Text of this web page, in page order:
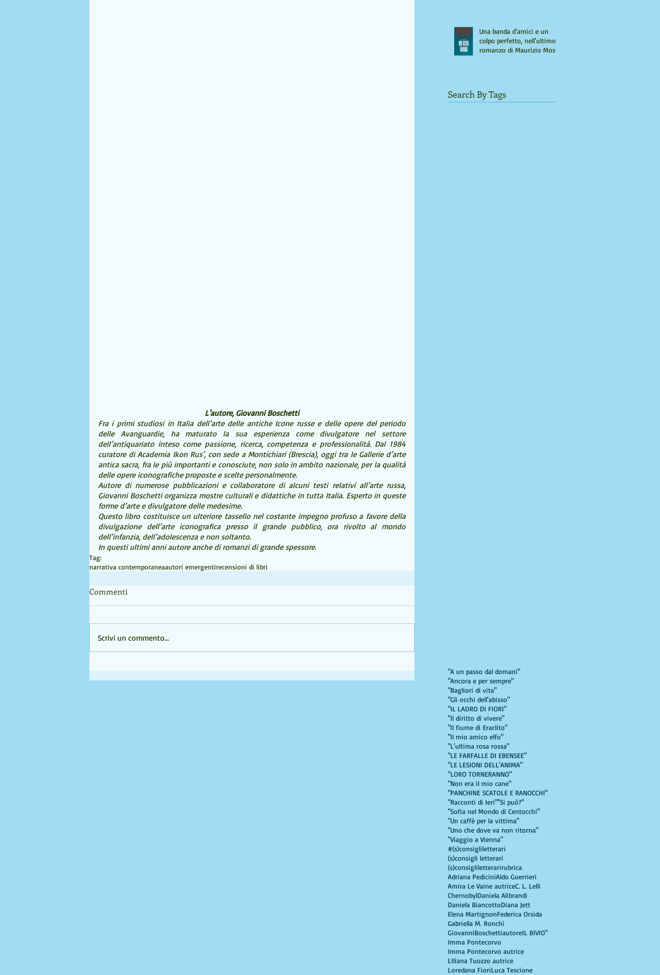
L'autore, Giovanni Boschetti
Fra i primi studiosi in Italia dell’arte delle antiche Icone russe e delle opere del periodo
delle Avanguardie, ha maturato la sua esperienza come divulgatore nel settore
dell’antiquariato inteso come passione, ricerca, competenza e professionalità. Dal 1984
curatore di Academia Ikon Rus’, con sede a Montichiari (Brescia), oggi tra le Gallerie d’arte
antica sacra, fra le più importanti e conosciute, non solo in ambito nazionale, per la qualità
delle opere iconografiche proposte e scelte personalmente.
Autore di numerose pubblicazioni e collaboratore di alcuni testi relativi all’arte russa,
Giovanni Boschetti organizza mostre culturali e didattiche in tutta Italia. Esperto in queste
forme d’arte e divulgatore delle medesime.
Questo libro costituisce un ulteriore tassello nel costante impegno profuso a favore della
divulgazione dell’arte iconografica presso il grande pubblico, ora rivolto al mondo
dell’infanzia, dell’adolescenza e non soltanto.
In questi ultimi anni autore anche di romanzi di grande spessore.
Tag:
narrativa contemporaneaautori emergentirecensioni di libri
Commenti
Scrivi un commento...
Una banda d'amici e un
colpo perfetto, nell'ultimo
romanzo di Maurizio Mos
Search By Tags
"A un passo dal domani"
"Ancora e per sempre"
"Bagliori di vita"
"Gli occhi dell'abisso"
"IL LADRO DI FIORI"
"Il diritto di vivere"
"Il fiume di Eraclito"
"Il mio amico elfo"
"L'ultima rosa rossa"
"LE FARFALLE DI EBENSEE"
"LE LESIONI DELL'ANIMA"
"LORO TORNERANNO"
"Non era il mio cane"
"PANCHINE SCATOLE E RANOCCHI"
"Racconti di Ieri""Si può?"
"Sofia nel Mondo di Centocchi"
"Un caffè per la vittima"
"Uno che dove va non ritorna"
"Viaggio a Vienna"
#(s)consigliletterari
(s)consigli letterari
(s)consigliletterarirubrica
Adriana PediciniAldo Guerrieri
Amira Le Vaine autriceC. L. Lelli
ChernobylDaniela Alibrandi
Daniela BiancottoDiana Jett
Elena MartignonFederica Orsida
Gabriella M. Ronchi
GiovanniBoschettiautoreIL BIVIO"
Imma Pontecorvo
Imma Pontecorvo autrice
LIliana Tuozzo autrice
Loredana FioriLuca Tescione